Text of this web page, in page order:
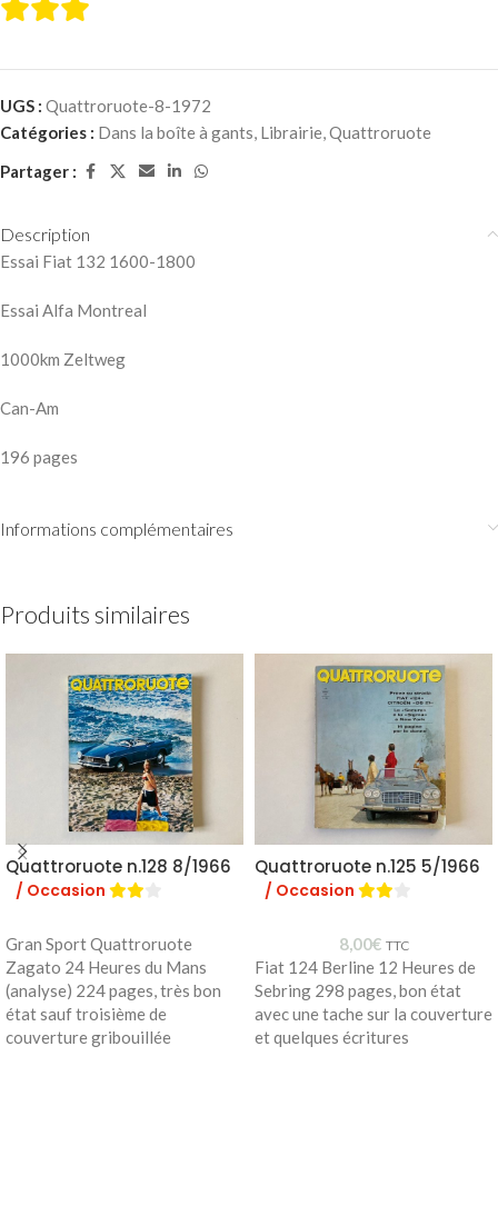
UGS : Quattroruote-8-1972
Catégories : Dans la boîte à gants, Librairie,Quattroruote
Partager :
Description
Essai Fiat 132 1600-1800
Essai Alfa Montreal
1000km Zeltweg
Can-Am
196 pages
Informations complémentaires
Produits similaires
Quattroruote n.128 8/1966
/ Occasion
Gran Sport Quattroruote
Zagato 24 Heures du Mans
(analyse) 224 pages, très bon
état sauf troisième de
couverture gribouillée
Quattroruote n.125 5/1966
/ Occasion
8,00€ TTC
Fiat 124 Berline 12 Heures de
Sebring 298 pages, bon état
avec une tache sur la couverture
et quelques écritures